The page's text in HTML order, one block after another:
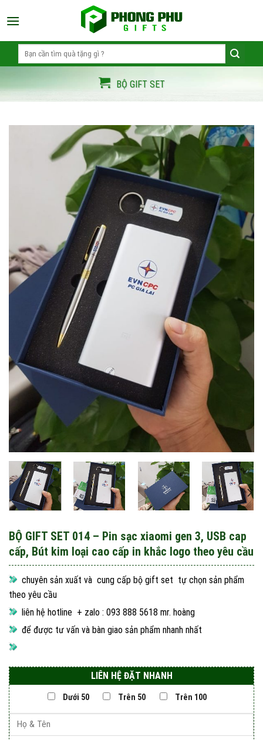
to
for:
BỘ GIFT SET
BỘ GIFT SET 014 – Pin sạc xiaomi gen 3, USB cap
cấp, Bút kim loại cao cấp in khắc logo theo yêu cầu
chuyên sản xuất và cung cấp bộ gift set tự chọn sản phẩm
theo yêu cầu
liên hệ hotline + zalo : 093 888 5618 mr. hoàng
để được tư vấn và bàn giao sản phẩm nhanh nhất
LIÊN HỆ ĐẶT NHANH
Dưới 50 Trên 50 Trên 100